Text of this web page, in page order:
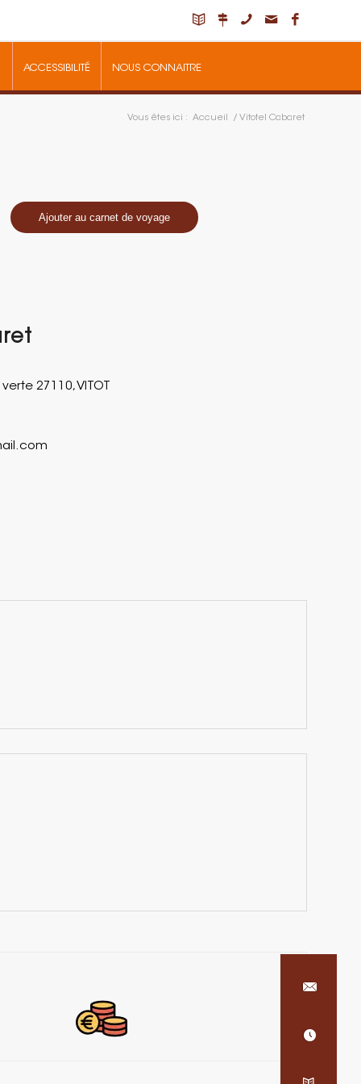
ACCESSIBILITÉ NOUS CONNAITRE
Vous êtes ici : Accueil / Vitotel Cabaret
Ajouter au carnet de voyage
27110, VITOT